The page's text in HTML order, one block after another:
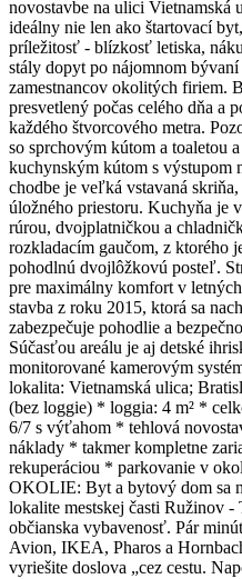
novostavbe na ulici Vietnamská
ideálny nie len ako štartovací
príležitosť - blízkosť letiska,
stály dopyt po nájomnom
zamestnancov okolitých firiem.
presvetlený počas celého dňa a
každého štvorcového metra.
so sprchovým kútom a toaletou
kuchynským kútom s výstupom
chodbe je veľká vstavaná
úložného priestoru. Kuchyňa je
rúrou, dvojplatničkou a
rozkladacím gaučom, z ktorého
pohodlnú dvojlôžkovú posteľ.
pre maximálny komfort v
stavba z roku 2015, ktorá sa
zabezpečuje pohodlie a
Súčasťou areálu je aj detské
monitorované kamerovým
lokalita: Vietnamská ulica;
(bez loggie) * loggia: 4 m² *
6/7 s výťahom * tehlová
náklady * takmer kompletne
rekuperáciou * parkovanie v
OKOLIE: Byt a bytový dom sa
lokalite mestskej časti Ružinov
občianska vybavenosť. Pár
Avion, IKEA, Pharos a
vyriešite doslova „cez cestu.